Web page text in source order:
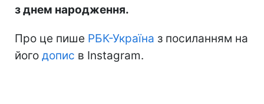
з днем народження.
Про це пише РБК-Україна з посиланням на
його допис в Instagram.